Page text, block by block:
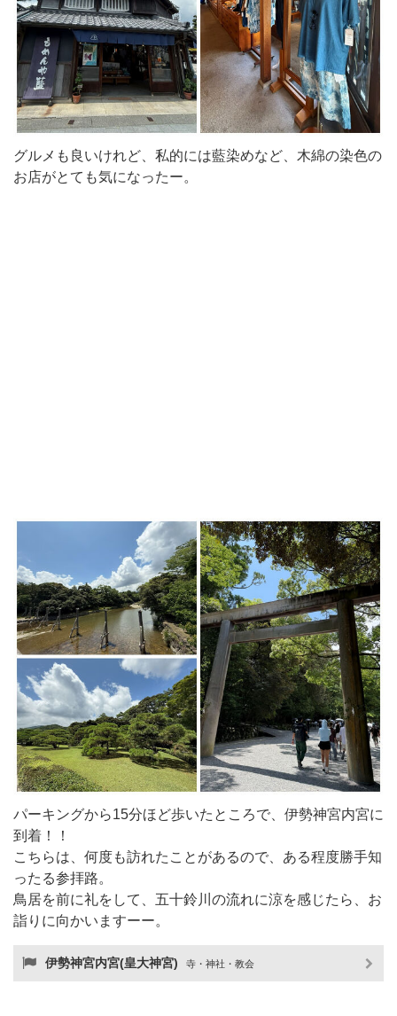
グルメも良いけれど、私的には藍染めなど、木綿の染色の
お店がとても気になったー。
パーキングから15分ほど歩いたところで、伊勢神宮内宮に
到着！！
こちらは、何度も訪れたことがあるので、ある程度勝手知
ったる参拝路。
鳥居を前に礼をして、五十鈴川の流れに涼を感じたら、お
詣りに向かいますーー。
伊勢神宮内宮(皇大神宮) 寺・神社・教会